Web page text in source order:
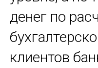
денег по
клиентов